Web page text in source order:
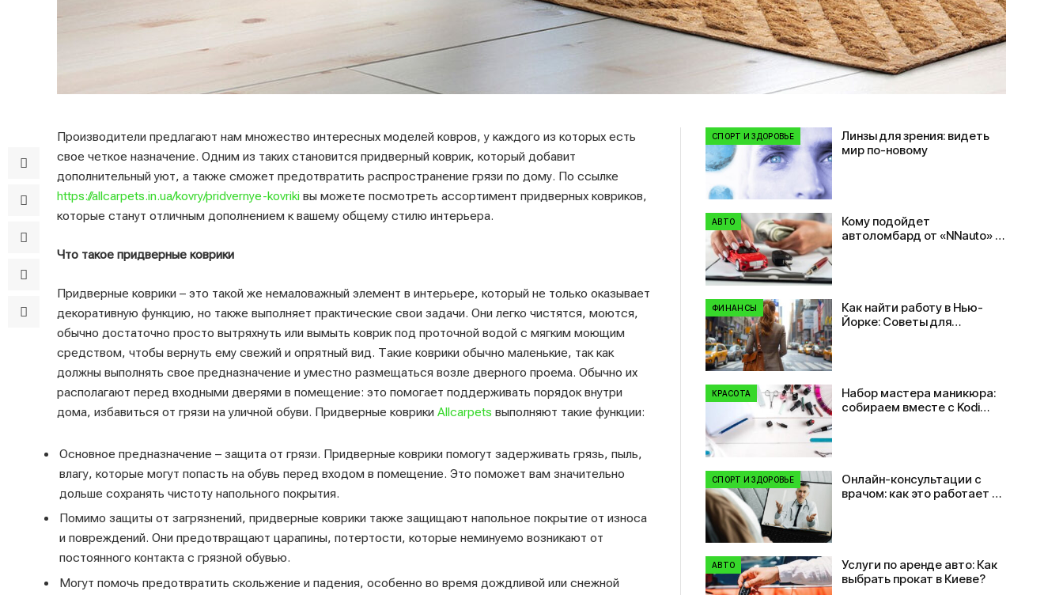
Производители предлагают нам множество интересных моделей ковров, у каждого из которых есть
свое четкое назначение. Одним из таких становится придверный коврик, который добавит
дополнительный уют, а также сможет предотвратить распространение грязи по дому. По ссылке
https://allcarpets.in.ua/kovry/pridvernye-kovriki вы можете посмотреть ассортимент придверных ковриков,
которые станут отличным дополнением к вашему общему стилю интерьера.
Что такое придверные коврики
Придверные коврики – это такой же немаловажный элемент в интерьере, который не только оказывает
декоративную функцию, но также выполняет практические свои задачи. Они легко чистятся, моются,
обычно достаточно просто вытряхнуть или вымыть коврик под проточной водой с мягким моющим
средством, чтобы вернуть ему свежий и опрятный вид. Такие коврики обычно маленькие, так как
должны выполнять свое предназначение и уместно размещаться возле дверного проема. Обычно их
располагают перед входными дверями в помещение: это помогает поддерживать порядок внутри
дома, избавиться от грязи на уличной обуви. Придверные коврики Allcarpets выполняют такие функции:
Основное предназначение – защита от грязи. Придверные коврики помогут задерживать грязь, пыль,
влагу, которые могут попасть на обувь перед входом в помещение. Это поможет вам значительно
дольше сохранять чистоту напольного покрытия.
Помимо защиты от загрязнений, придверные коврики также защищают напольное покрытие от износа
и повреждений. Они предотвращают царапины, потертости, которые неминуемо возникают от
постоянного контакта с грязной обувью.
Могут помочь предотвратить скольжение и падения, особенно во время дождливой или снежной
СПОРТ И ЗДОРОВЬЕ
Линзы для зрения: видеть
мир по-новому
АВТО
Кому подойдет
автоломбард от «NNauto» и
ФИНАНСЫ
Как найти работу в Нью-
Йорке: Советы для
КРАСОТА
Набор мастера маникюра:
собираем вместе с Kodi
СПОРТ И ЗДОРОВЬЕ
Онлайн-консультации с
врачом: как это работает и
АВТО
Услуги по аренде авто: Как
выбрать прокат в Киеве?